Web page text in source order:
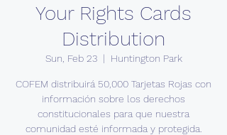
Your Rights Cards
Distribution
Sun, Feb 23
  |
Huntington Park
COFEM distribuirá 50,000 Tarjetas Rojas con
información sobre los derechos
constitucionales para que nuestra
comunidad esté informada y protegida.